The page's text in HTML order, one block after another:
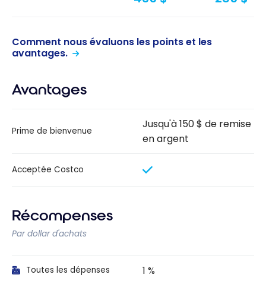
Comment nous évaluons les points et les
avantages.
Avantages
Prime de bienvenue
Jusqu'à 150 $ de remise
en argent
Acceptée Costco
Récompenses
Par dollar d'achats
Toutes les dépenses 1 %